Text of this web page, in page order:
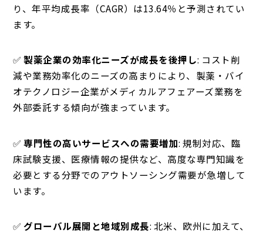
り、年平均成長率（CAGR）は13.64％と予測されてい
ます。
✅製薬企業の効率化ニーズが成長を後押し: コスト削
減や業務効率化のニーズの高まりにより、製薬・バイ
オテクノロジー企業がメディカルアフェアーズ業務を
外部委託する傾向が強まっています。
✅専門性の高いサービスへの需要増加: 規制対応、臨
床試験支援、医療情報の提供など、高度な専門知識を
必要とする分野でのアウトソーシング需要が急増して
います。
✅グローバル展開と地域別成長: 北米、欧州に加えて、